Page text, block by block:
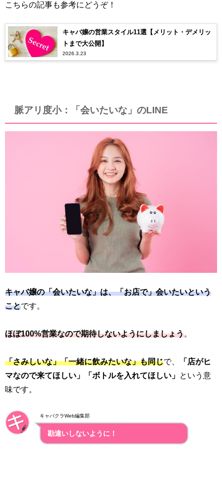
こちらの記事も参考にどうぞ！
キャバ嬢の営業スタイル11選【メリット・デメリッ
トまで大公開】
2026.3.23
脈アリ度小：「会いたいな」のLINE
キャバ嬢の「会いたいな」は、「お店で」会いたいという
ことです。
ほぼ100%営業なので期待しないようにしましょう。
「さみしいな」「一緒に飲みたいな」も同じで、
「店がヒ
マなので来てほしい」「ボトルを入れてほしい」
という意
味です。
キャバクラWeb編集部
勘違いしないように！